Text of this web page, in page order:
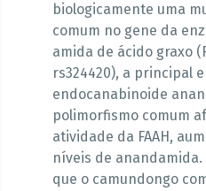
biologicamente uma
comum no gene da
amida de ácido graxo
rs324420), a principal
endocanabinoide
polimorfismo comum
atividade da FAAH,
níveis de
que o camundongo